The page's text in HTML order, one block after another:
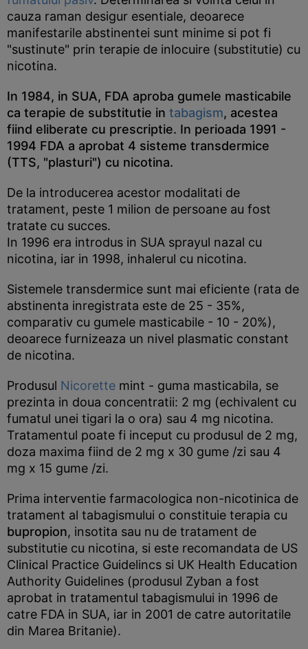
cauza raman desigur esentiale, deoarece
manifestarile abstinentei sunt minime si pot fi
"sustinute" prin terapie de inlocuire (substitutie) cu
nicotina.
In 1984, in SUA, FDA aproba gumele masticabile
ca terapie de substitutie in tabagism, acestea
fiind eliberate cu prescriptie. In perioada 1991 -
1994 FDA a aprobat 4 sisteme transdermice
(TTS, "plasturi") cu nicotina.
De la introducerea acestor modalitati de
tratament, peste 1 milion de persoane au fost
tratate cu succes.
In 1996 era introdus in SUA sprayul nazal cu
nicotina, iar in 1998, inhalerul cu nicotina.
Sistemele transdermice sunt mai eficiente (rata de
abstinenta inregistrata este de 25 - 35%,
comparativ cu gumele masticabile - 10 - 20%),
deoarece furnizeaza un nivel plasmatic constant
de nicotina.
Produsul Nicorette mint - guma masticabila, se
prezinta in doua concentratii: 2 mg (echivalent cu
fumatul unei tigari la o ora) sau 4 mg nicotina.
Tratamentul poate fi inceput cu produsul de 2 mg,
doza maxima fiind de 2 mg x 30 gume /zi sau 4
mg x 15 gume /zi.
Prima interventie farmacologica non-nicotinica de
tratament al tabagismului o constituie terapia cu
bupropion, insotita sau nu de tratament de
substitutie cu nicotina, si este recomandata de US
Clinical Practice Guidelincs si UK Health Education
Authority Guidelines (produsul Zyban a fost
aprobat in tratamentul tabagismului in 1996 de
catre FDA in SUA, iar in 2001 de catre autoritatile
din Marea Britanie).